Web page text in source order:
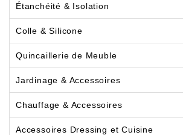
Étanchéité & Isolation
Colle & Silicone
Quincaillerie de Meuble
Jardinage & Accessoires
Chauffage & Accessoires
Accessoires Dressing et Cuisine